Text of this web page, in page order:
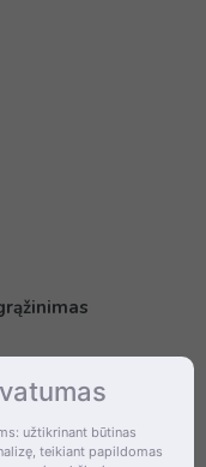
užtikrinant būtinas
teikiant papildomas